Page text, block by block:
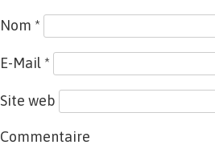
Nom *
E-Mail *
Site web
Commentaire